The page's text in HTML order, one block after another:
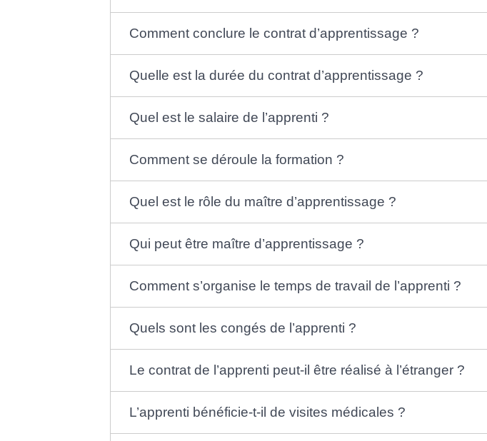
Comment conclure le contrat d’apprentissage ?
Quelle est la durée du contrat d’apprentissage ?
Quel est le salaire de l’apprenti ?
Comment se déroule la formation ?
Quel est le rôle du maître d’apprentissage ?
Qui peut être maître d’apprentissage ?
Comment s’organise le temps de travail de l’apprenti ?
Quels sont les congés de l’apprenti ?
Le contrat de l’apprenti peut-il être réalisé à l’étranger ?
L’apprenti bénéficie-t-il de visites médicales ?